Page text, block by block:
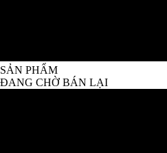
SẢN PHẨM
ĐANG CHỜ BÁN LẠI